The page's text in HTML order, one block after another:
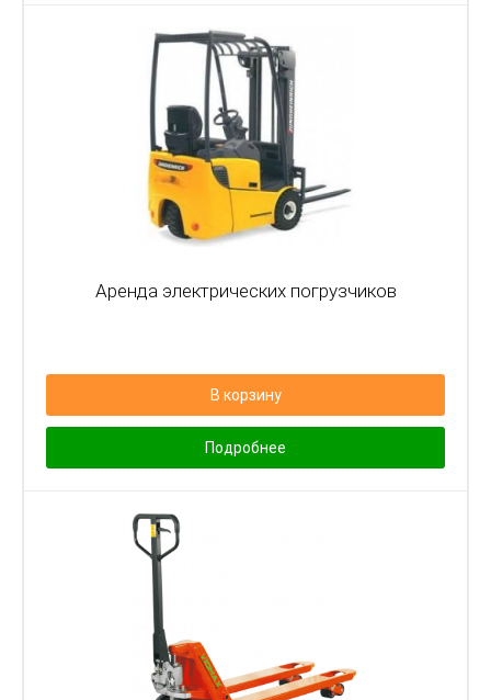
Аренда электрических погрузчиков
В корзину
Подробнее